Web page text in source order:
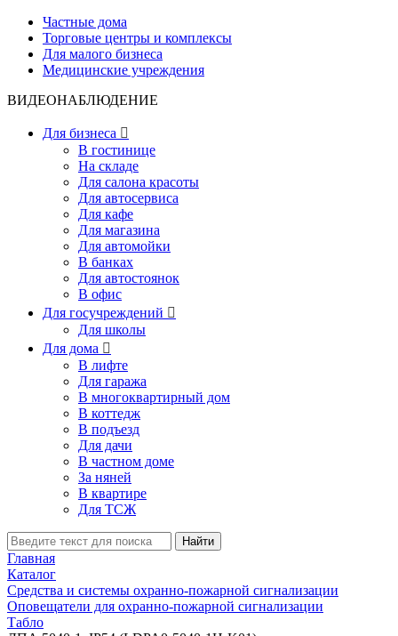
Частные дома
Торговые центры и комплексы
Для малого бизнеса
Медицинские учреждения
ВИДЕОНАБЛЮДЕНИЕ
Для бизнеса 
В гостинице
На складе
Для салона красоты
Для автосервиса
Для кафе
Для магазина
Для автомойки
В банках
Для автостоянок
В офис
Для госучреждений 
Для школы
Для дома 
В лифте
Для гаража
В многоквартирный дом
В коттедж
В подъезд
Для дачи
В частном доме
За няней
В квартире
Для ТСЖ
Найти
Главная
Каталог
Средства и системы охранно-пожарной сигнализации
Оповещатели для охранно-пожарной сигнализации
Табло